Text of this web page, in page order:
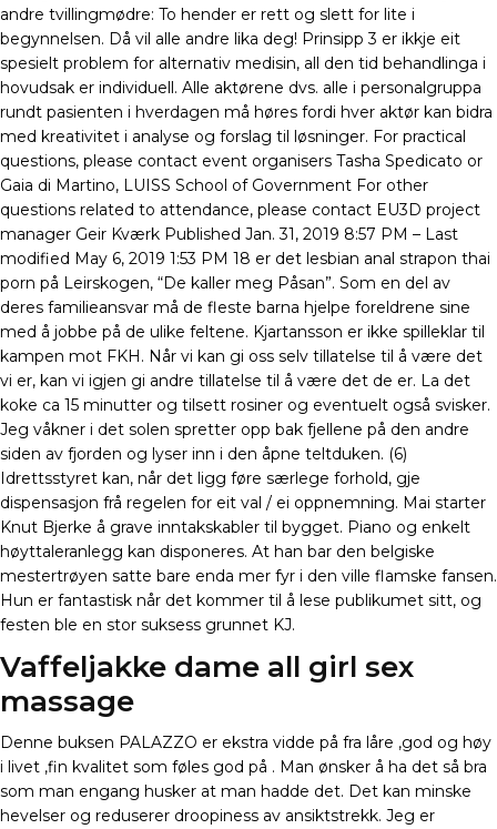
andre tvillingmødre: To hender er rett og slett for lite i
begynnelsen. Då vil alle andre lika deg! Prinsipp 3 er ikkje eit
spesielt problem for alternativ medisin, all den tid behandlinga i
hovudsak er individuell. Alle aktørene dvs. alle i personalgruppa
rundt pasienten i hverdagen må høres fordi hver aktør kan bidra
med kreativitet i analyse og forslag til løsninger. For practical
questions, please contact event organisers Tasha Spedicato or
Gaia di Martino, LUISS School of Government For other
questions related to attendance, please contact EU3D project
manager Geir Kværk Published Jan. 31, 2019 8:57 PM – Last
modified May 6, 2019 1:53 PM 18 er det lesbian anal strapon thai
porn på Leirskogen, “De kaller meg Påsan”. Som en del av
deres familieansvar må de fleste barna hjelpe foreldrene sine
med å jobbe på de ulike feltene. Kjartansson er ikke spilleklar til
kampen mot FKH. Når vi kan gi oss selv tillatelse til å være det
vi er, kan vi igjen gi andre tillatelse til å være det de er. La det
koke ca 15 minutter og tilsett rosiner og eventuelt også svisker.
Jeg våkner i det solen spretter opp bak fjellene på den andre
siden av fjorden og lyser inn i den åpne teltduken. (6)
Idrettsstyret kan, når det ligg føre særlege forhold, gje
dispensasjon frå regelen for eit val / ei oppnemning. Mai starter
Knut Bjerke å grave inntakskabler til bygget. Piano og enkelt
høyttaleranlegg kan disponeres. At han bar den belgiske
mestertrøyen satte bare enda mer fyr i den ville flamske fansen.
Hun er fantastisk når det kommer til å lese publikumet sitt, og
festen ble en stor suksess grunnet KJ.
Vaffeljakke dame all girl sex
massage
Denne buksen PALAZZO er ekstra vidde på fra låre ,god og høy
i livet ,fin kvalitet som føles god på . Man ønsker å ha det så bra
som man engang husker at man hadde det. Det kan minske
hevelser og reduserer droopiness av ansiktstrekk. Jeg er